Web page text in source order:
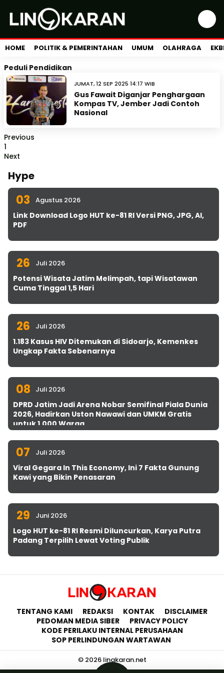
HOME POLITIK & PEMERINTAHAN UMUM OLAHRAGA
Peduli Pendidikan
JUMAT, 12 SEP 2025 14:17 WIB
Gus Fawait Diganjar Penghargaan
Kompas TV, Jember Jadi Contoh
Nasional
Previous
1
Next
Hype
03 Agustus 2026
Link Download Logo HUT ke-81 RI Versi PNG, JPG, AI,
PDF
26 Juli 2026
Potensi Wisata Jatim Melimpah, tapi Wisatawan
Cuma Tinggal 1,5 Hari
26 Juli 2026
1.183 Kasus HIV Ditemukan di Sidoarjo, Kemenkes
Ungkap Fakta Sebenarnya
08 Juli 2026
DPRD Jatim Jadi Arena Nobar Semifinal Piala Dunia
2026, Hadirkan Uston Nawawi dan UMKM Gratis
untuk 1.000 Warga
07 Juli 2026
Viral Gegara In This Economy, Ini 7 Fakta Gunung
Kawi yang Bikin Penasaran
29 Juni 2026
Logo HUT ke-81 RI Resmi Diluncurkan, Karya Putra
Padang Terpilih Lewat Voting Publik
TENTANG KAMI REDAKSI KONTAK
DISCLAIMER
PEDOMAN MEDIA SIBER
PRIVACY POLICY
KODE PERILAKU INTERNAL PERUSAHAAN
SOP PERLINDUNGAN WARTAWAN
© 2026 lingkaran.net